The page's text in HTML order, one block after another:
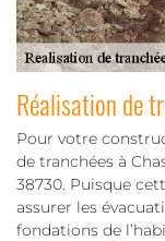
Réalisation de
Pour votre
de tranchées à
38730. Puisque
assurer les
fondations de